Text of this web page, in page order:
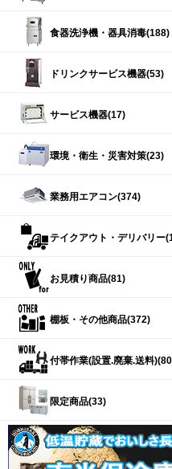
食器洗浄機・器具消毒(188)
ドリンクサービス機器(53)
サービス機器(17)
環境・衛生・災害対策(23)
業務用エアコン(374)
テイクアウト・デリバリー
お見積り商品(81)
棚板・その他商品(372)
付帯作業(設置.廃棄.送料
限定商品(33)